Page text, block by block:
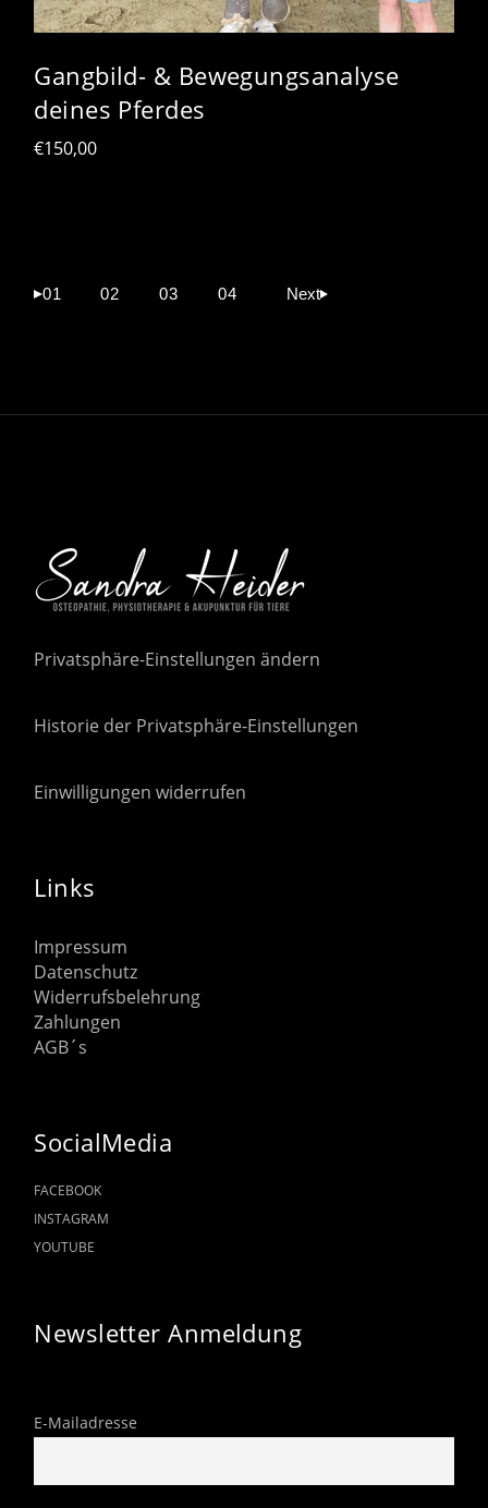
Gangbild- & Bewegungsanalyse
deines Pferdes
€150,00
01 02 03 04 Next
Privatsphäre-Einstellungen ändern
Historie der Privatsphäre-Einstellungen
Einwilligungen widerrufen
Links
Impressum
Datenschutz
Widerrufsbelehrung
Zahlungen
AGB´s
SocialMedia
FACEBOOK
INSTAGRAM
YOUTUBE
Newsletter Anmeldung
E-Mailadresse